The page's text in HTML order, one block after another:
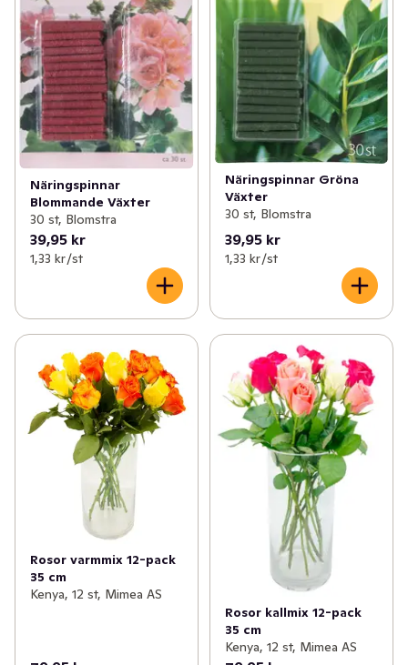
Näringspinnar
Blommande Växter
30 st, Blomstra
39,95 kr
1,33 kr /st
Näringspinnar Gröna
Växter
30 st, Blomstra
39,95 kr
1,33 kr /st
Rosor varmmix 12-pack
35 cm
Kenya, 12 st, Mimea AS
Rosor kallmix 12-pack
35 cm
Kenya, 12 st, Mimea AS